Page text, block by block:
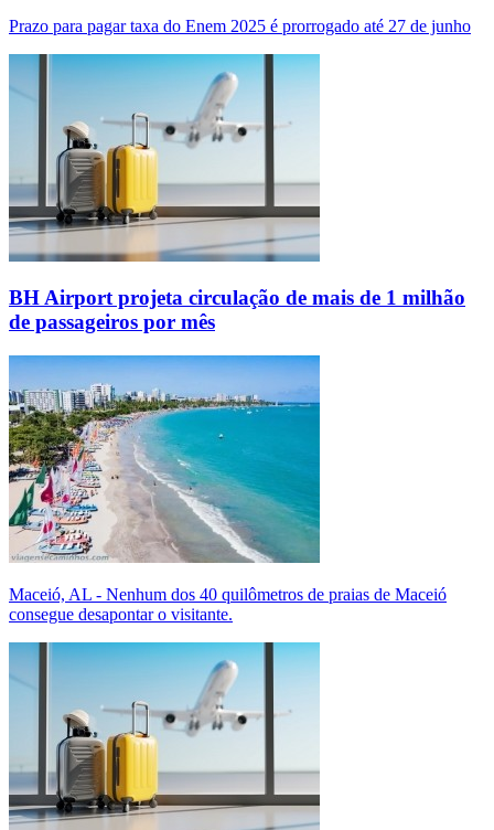
Prazo para pagar taxa do Enem 2025 é prorrogado até 27 de junho
BH Airport projeta circulação de mais de 1 milhão
de passageiros por mês
Maceió, AL - Nenhum dos 40 quilômetros de praias de Maceió
consegue desapontar o visitante.